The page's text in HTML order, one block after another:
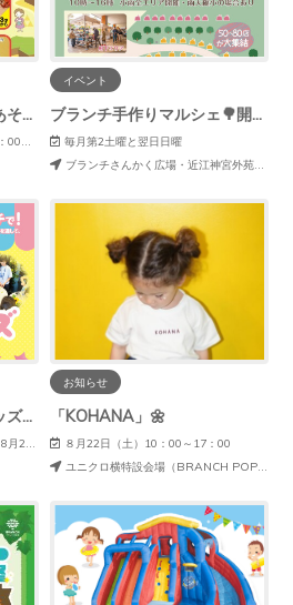
こどもワークショップ あそびにっく【8月】
00
イベント
ブランチ手作りマルシェ🌳開催日程✨
毎月第2土曜と翌日日曜
ブランチさんかく広場・近江神宮外苑公園
あつまれ！！ブランチキッズ探検隊vol.9
木）
お知らせ
「KOHANA」🌼
８月22日（土）10：00～17：00
ユニクロ横特設会場（BRANCH POP UP SPACE）